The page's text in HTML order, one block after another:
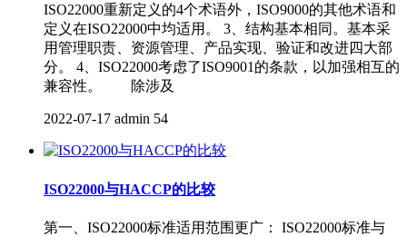
ISO22000重新定义的4个术语外，ISO9000的其他术语和
定义在ISO22000中均适用。 3、结构基本相同。基本采
用管理职责、资源管理、产品实现、验证和改进四大部
分。 4、ISO22000考虑了ISO9001的条款，以加强相互的
兼容性。 除涉及
2022-07-17 admin 54
ISO22000与HACCP的比较
第一、ISO22000标准适用范围更广： ISO22000标准与